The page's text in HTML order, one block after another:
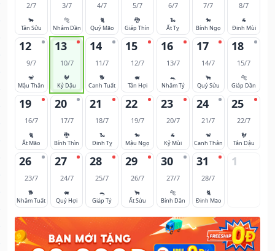
2/7
🐂
Tân Sửu
3/7
🐅
Nhâm Dần
4/7
🐈
Quý Mão
5/7
🐉
Giáp Thìn
6/7
🐍
Ất Tỵ
7/7
🐎
Bính Ngọ
8/7
🐐
Đinh Mùi
12
9/7
🐒
Mậu Thân
13
10/7
🐓
Kỷ Dậu
14
11/7
🐕
Canh Tuất
15
12/7
🐖
Tân Hợi
16
13/7
🐀
Nhâm Tý
17
14/7
🐂
Quý Sửu
18
15/7
🐅
Giáp Dần
19
16/7
🐈
Ất Mão
20
17/7
🐉
Bính Thìn
21
18/7
🐍
Đinh Tỵ
22
19/7
🐎
Mậu Ngọ
23
20/7
🐐
Kỷ Mùi
24
21/7
🐒
Canh Thân
25
22/7
🐓
Tân Dậu
26
23/7
🐕
Nhâm Tuất
27
24/7
🐖
Quý Hợi
28
25/7
🐀
Giáp Tý
29
26/7
🐂
Ất Sửu
30
27/7
🐅
Bính Dần
31
28/7
🐈
Đinh Mão
1